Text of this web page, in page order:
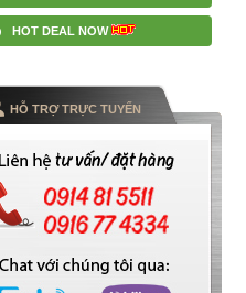
HOT DEAL NOW
HỖ TRỢ TRỰC TUYẾN